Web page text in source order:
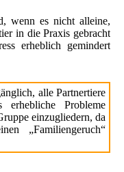
wenn es nicht alleine,
in die Praxis gebracht
erheblich gemindert
alle Partnertiere
erhebliche Probleme
einzugliedern, da
„Familiengeruch“